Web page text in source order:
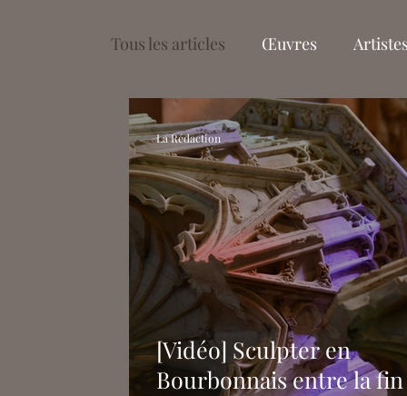
Tous les articles Œuvres Artistes
Cinéma Littérature Essais
Margaux Granier-Weber
Adriana Dumielle-Chancelier
Joséphine Journel Margot
[Vidéo] Sculpter en
Bourbonnais entre la fin
La Rédaction